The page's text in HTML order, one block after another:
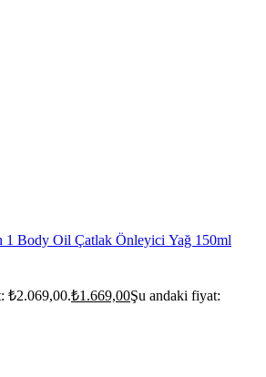
1 Body Oil Çatlak Önleyici Yağ 150ml
₺2.069,00.₺1.669,00Şu andaki fiyat: